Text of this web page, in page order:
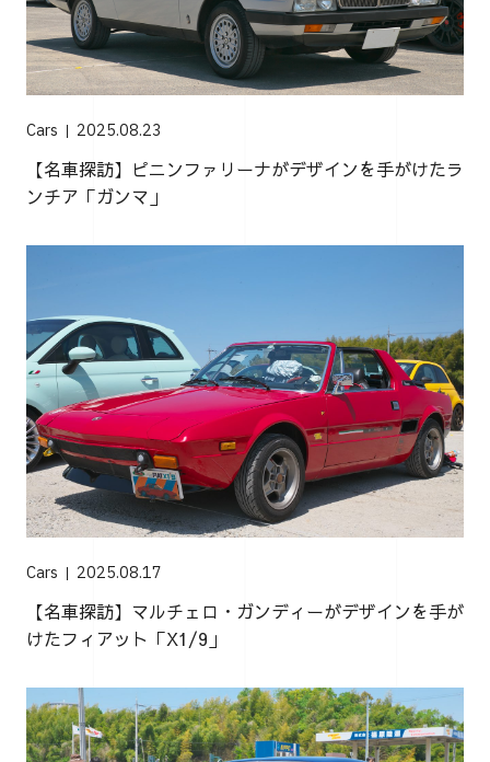
Cars 2025.08.23
【名車探訪】ピニンファリーナがデザインを手がけたラ
ンチア「ガンマ」
Cars 2025.08.17
【名車探訪】マルチェロ・ガンディーがデザインを手が
けたフィアット「X1/9」